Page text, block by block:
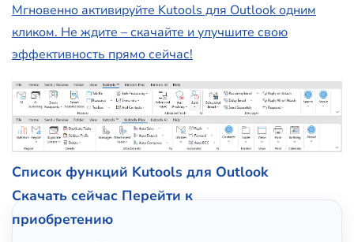
Мгновенно активируйте Kutools для Outlook одним
кликом. Не ждите – скачайте и улучшите свою
эффективность прямо сейчас!
Список функций Kutools для Outlook
Скачать сейчас Перейти к
приобретению